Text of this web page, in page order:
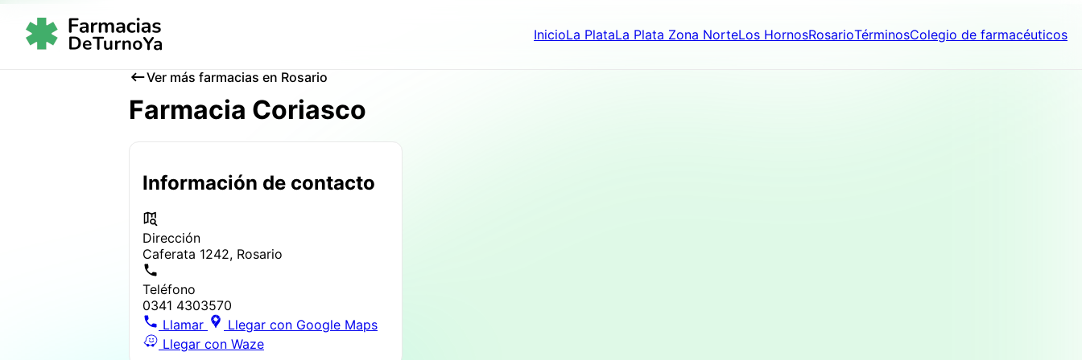
InicioLa PlataLa Plata Zona NorteLos HornosRosarioTérminosColegio de farmacéuticos
Ver más farmacias en Rosario
Farmacia Coriasco
Información de contacto
Dirección
Caferata 1242, Rosario
Teléfono
0341 4303570
Llamar
Llegar con Google Maps
Llegar con Waze